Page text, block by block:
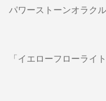
パワーストーンオラク
「イエローフローライ